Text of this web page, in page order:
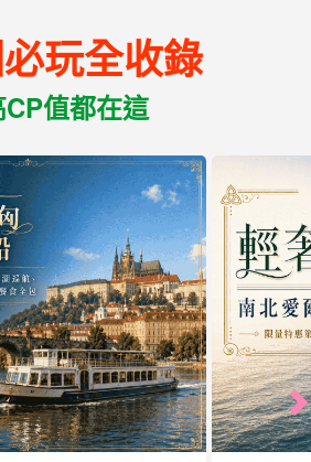
玩全收錄
CP值都在這